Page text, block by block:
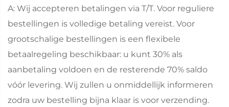
A: Wij accepteren betalingen via T/T. Voor reguliere
bestellingen is volledige betaling vereist. Voor
grootschalige bestellingen is een flexibele
betaalregeling beschikbaar: u kunt 30% als
aanbetaling voldoen en de resterende 70% saldo
vóór levering. Wij zullen u onmiddellijk informeren
zodra uw bestelling bijna klaar is voor verzending.